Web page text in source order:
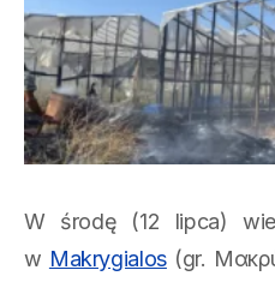
W środę (12 lipca)
w Makrygialos(gr.